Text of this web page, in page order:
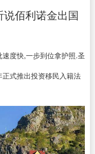
佰利诺金出国
度快,一步到位拿护照.圣
式推出投资移民入籍法